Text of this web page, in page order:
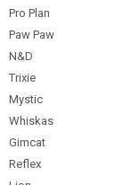
Pro Plan
Paw Paw
N&D
Trixie
Mystic
Whiskas
Gimcat
Reflex